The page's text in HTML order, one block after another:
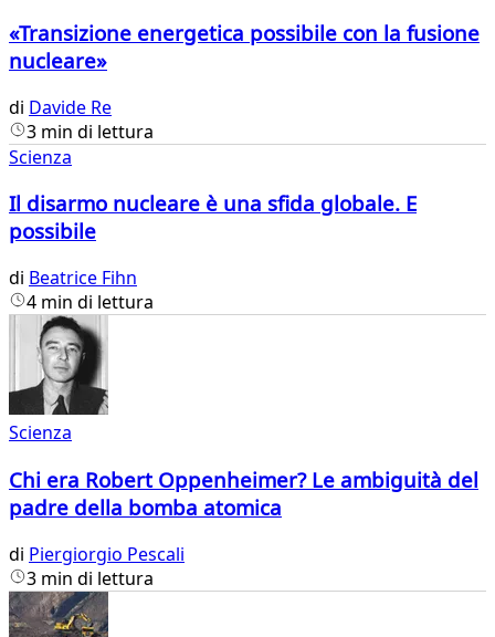
«Transizione energetica possibile con la fusione
nucleare»
di Davide Re
3 min di lettura
Scienza
Il disarmo nucleare è una sfida globale. E
possibile
di Beatrice Fihn
4 min di lettura
Scienza
Chi era Robert Oppenheimer? Le ambiguità del
padre della bomba atomica
di Piergiorgio Pescali
3 min di lettura